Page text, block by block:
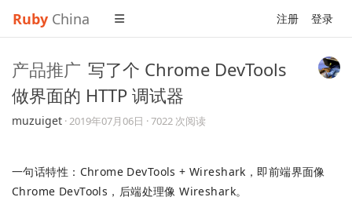
Ruby China 注册 登录
产品推广 写了个 Chrome DevTools
做界面的 HTTP 调试器
muzuiget ·2019年07月06日 · 7022 次阅读
一句话特性：Chrome DevTools + Wireshark，即前端界面像
Chrome DevTools，后端处理像 Wireshark。